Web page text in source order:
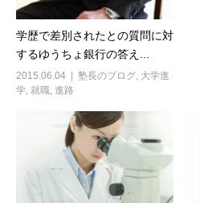
学歴で差別されたとの質問に対
するゆうちょ銀行の答え...
2015.06.04 塾長のブログ, 大学進
学, 就職, 進路